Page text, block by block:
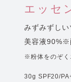
エッセ
みずみずしい
美容液90%※
※粉体をのぞく
30g SPF20/